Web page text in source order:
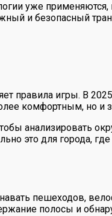
уже
и безопасный
правила игры. В
комфортным, но и
анализировать
это для города,
пешеходов,
полосы и